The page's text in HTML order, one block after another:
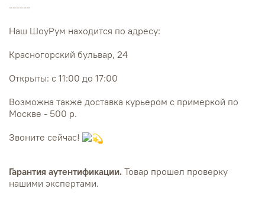
------
Наш ШоуРум находится по адресу:
Красногорский бульвар, 24
Открыты: с 11:00 до 17:00
Возможна также доставка курьером с примеркой по
Москве - 500 р.
Звоните сейчас!
Гарантия аутентификации. Товар прошел проверку
нашими экспертами.